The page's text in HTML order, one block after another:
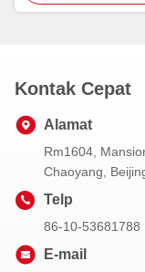
Kontak Cepat
Alamat
Rm1604,
Chaoyang,
Telp
86-10-53681788
E-mail